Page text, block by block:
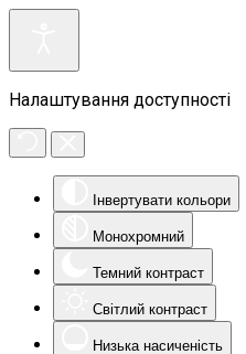
Налаштування доступності
Інвертувати кольори
Монохромний
Темний контраст
Світлий контраст
Низька насиченість